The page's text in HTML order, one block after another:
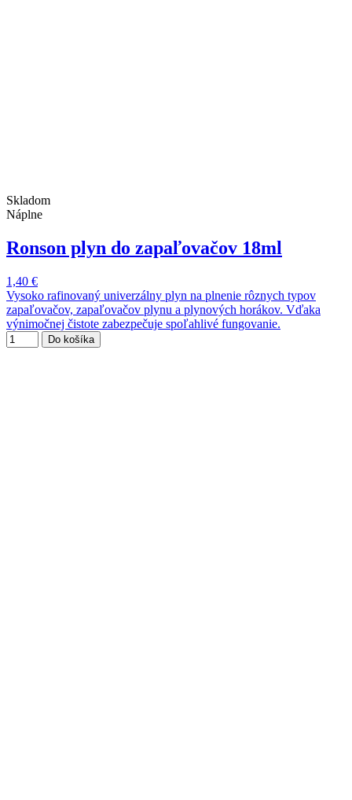
Skladom
Náplne
Ronson plyn do zapaľovačov 18ml
1,40 €
Vysoko rafinovaný univerzálny plyn na plnenie rôznych typov
zapaľovačov, zapaľovačov plynu a plynových horákov. Vďaka
výnimočnej čistote zabezpečuje spoľahlivé fungovanie.
Do košíka